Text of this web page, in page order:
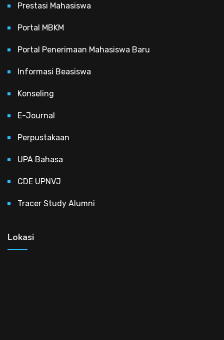
Prestasi Mahasiswa
Portal MBKM
Portal Penerimaan Mahasiswa Baru
Informasi Beasiswa
Konseling
E-Journal
Perpustakaan
UPA Bahasa
CDE UPNVJ
Tracer Study Alumni
Lokasi